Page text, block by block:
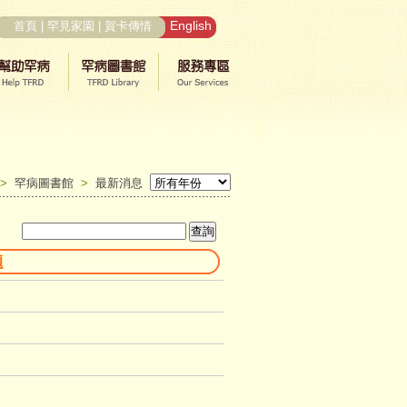
首頁 罕見家園 賀卡傳情 English
> 罕病圖書館 > 最新消息